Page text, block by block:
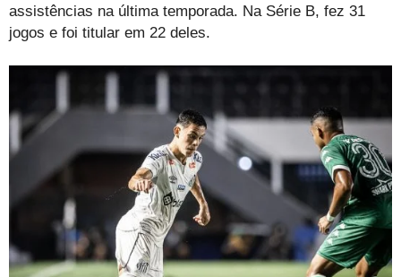
assistências na última temporada. Na Série B, fez 31
jogos e foi titular em 22 deles.